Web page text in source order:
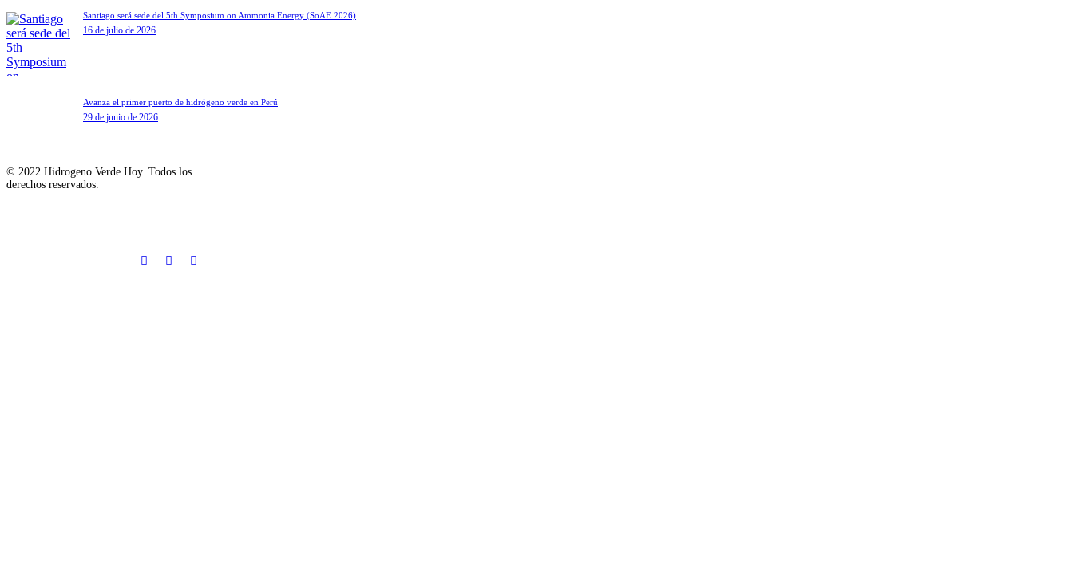
Santiago será sede del 5th Symposium on Ammonia Energy (SoAE 2026)
16 de julio de 2026
Avanza el primer puerto de hidrógeno verde en Perú
29 de junio de 2026
© 2022 Hidrogeno Verde Hoy. Todos los
derechos reservados.